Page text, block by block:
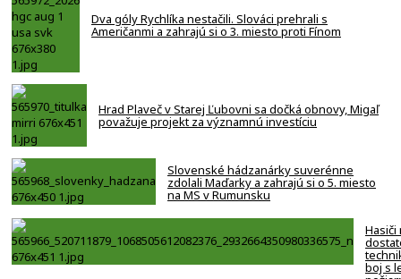
Dva góly Rychlíka nestačili. Slováci prehrali s
Američanmi a zahrajú si o 3. miesto proti Fínom
Hrad Plaveč v Starej Ľubovni sa dočká obnovy, Migaľ
považuje projekt za významnú investíciu
Slovenské hádzanárky suverénne
zdolali Maďarky a zahrajú si o 5. miesto
na MS v Rumunsku
Hasiči
boj s